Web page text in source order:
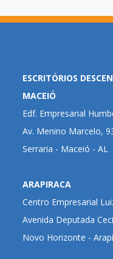
ESCRITÓRIOS
MACEIÓ
Edf. Empresarial
Av. Menino Marcelo,
Serraria - Maceió - AL
ARAPIRACA
Centro Empresarial
Avenida Deputada
Novo Horizonte -